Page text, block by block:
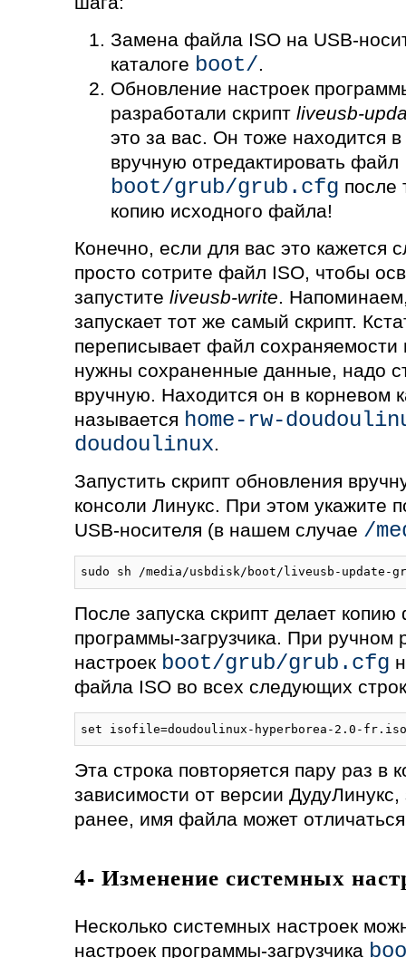
Замена файла ISO на USB-
каталоге boot/.
Обновление настроек
разработали скрипт liveusb-
это за вас. Он тоже находится
вручную отредактировать файл
boot/grub/grub.cfg после
копию исходного файла!
Конечно, если для вас это кажется
просто сотрите файл ISO, чтобы
запустите liveusb-write.
запускает тот же самый скрипт.
переписывает файл
нужны сохраненные данные, надо
вручную. Находится он в корневом
называется home-rw-
doudoulinux.
Запустить скрипт обновления
консоли Линукс. При этом укажите
USB-носителя (в нашем случае /
sudo sh /media/usbdisk/boot/liveusb-update-
После запуска скрипт делает
программы-загрузчика. При ручном
настроек boot/grub/grub.cfg
файла ISO во всех следующих
set isofile=doudoulinux-hyperborea-2.0-
Эта строка повторяется пару раз в
зависимости от версии
ранее, имя файла может
4- Изменение системных
Несколько системных настроек
настроек программы-загрузчика